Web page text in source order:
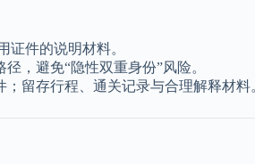
证件的说明材料。
径，避免“隐性双重身份”风险。
；留存行程、通关记录与合理解释材料